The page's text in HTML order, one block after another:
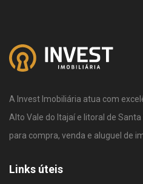
A Invest Imobiliária atua com
Alto Vale do Itajaí e litoral de
para compra, venda e aluguel de
Links úteis